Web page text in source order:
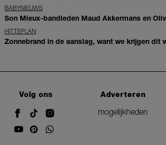
BABYNIEUWS
Son Mieux-bandleden Maud Akkermans en
HITTEPLAN
Zonnebrand in de aanslag, want we krijgen dit
Volg ons
Adverteren
mogelijkheden